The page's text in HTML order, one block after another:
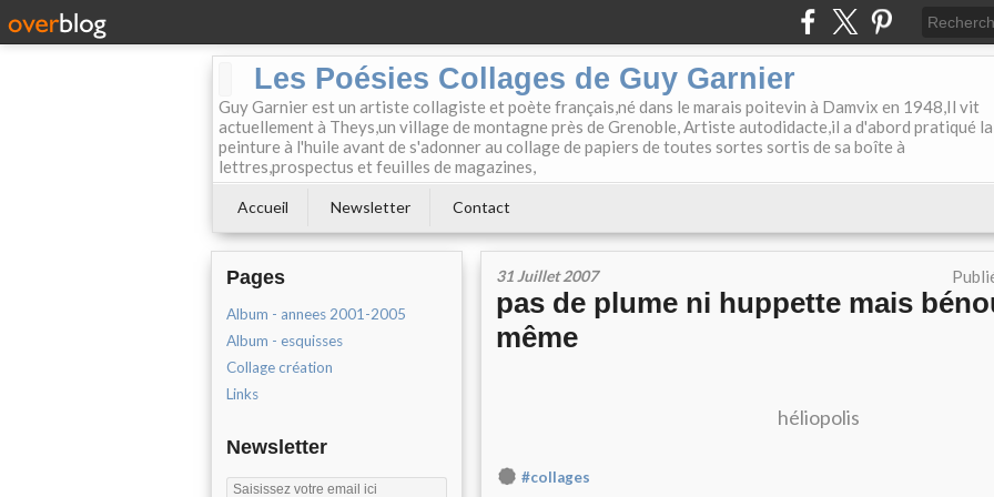
Les Poésies Collages de Guy Garnier
Guy Garnier est un artiste collagiste et poète français,né dans le marais poitevin à Damvix en 1948,Il vit
actuellement à Theys,un village de montagne près de Grenoble, Artiste autodidacte,il a d'abord pratiqué la
peinture à l'huile avant de s'adonner au collage de papiers de toutes sortes sortis de sa boîte à
lettres,prospectus et feuilles de magazines,
Accueil Newsletter Contact
Pages
Album - annees 2001-2005
Album - esquisses
Collage création
Links
Newsletter
31 Juillet 2007
pas de plume ni huppette mais
même
héliopolis
#collages